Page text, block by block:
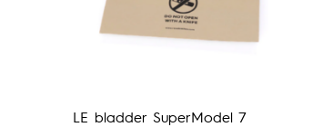
LE bladder SuperModel 7